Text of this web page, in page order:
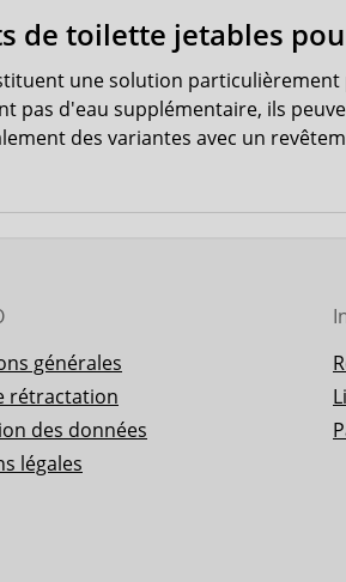
de toilette jetables
une solution
pas d'eau supplémentaire, ils
des variantes avec un
générales
rétractation
des données
légales